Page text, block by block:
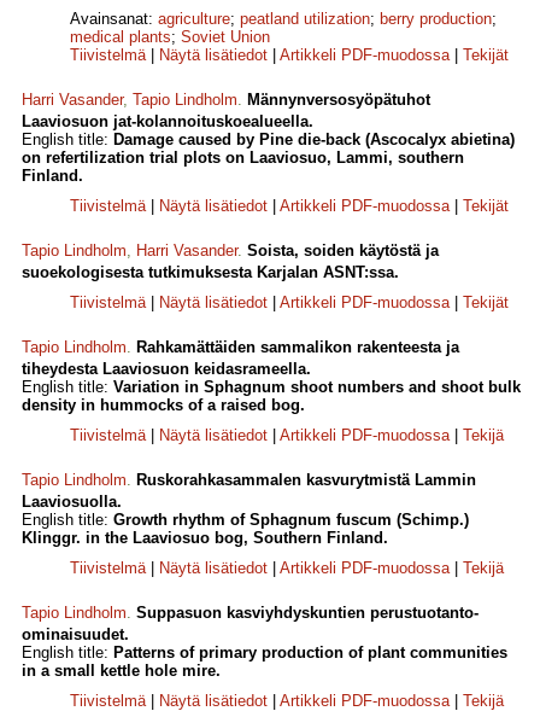
Avainsanat: agriculture; peatland utilization; berry production;
medical plants; Soviet Union
Tiivistelmä| Näytä lisätiedot Artikkeli PDF-muodossa| Tekijät
Harri Vasander, Tapio Lindholm. Männynversosyöpätuhot
Laaviosuon jat-kolannoituskoealueella.
English title: Damage caused by Pine die-back (Ascocalyx abietina)
on refertilization trial plots on Laaviosuo, Lammi, southern
Finland.
Tiivistelmä| Näytä lisätiedot Artikkeli PDF-muodossa| Tekijät
Tapio Lindholm, Harri Vasander. Soista, soiden käytöstä ja
suoekologisesta tutkimuksesta Karjalan ASNT:ssa.
Tiivistelmä| Näytä lisätiedot Artikkeli PDF-muodossa| Tekijät
Tapio Lindholm. Rahkamättäiden sammalikon rakenteesta ja
tiheydesta Laaviosuon keidasrameella.
English title: Variation in Sphagnum shoot numbers and shoot bulk
density in hummocks of a raised bog.
Tiivistelmä| Näytä lisätiedot Artikkeli PDF-muodossa| Tekijä
Tapio Lindholm. Ruskorahkasammalen kasvurytmistä Lammin
Laaviosuolla.
English title: Growth rhythm of Sphagnum fuscum (Schimp.)
Klinggr. in the Laaviosuo bog, Southern Finland.
Tiivistelmä| Näytä lisätiedot Artikkeli PDF-muodossa| Tekijä
Tapio Lindholm. Suppasuon kasviyhdyskuntien perustuotanto-
ominaisuudet.
English title: Patterns of primary production of plant communities
in a small kettle hole mire.
Tiivistelmä| Näytä lisätiedot Artikkeli PDF-muodossa| Tekijä